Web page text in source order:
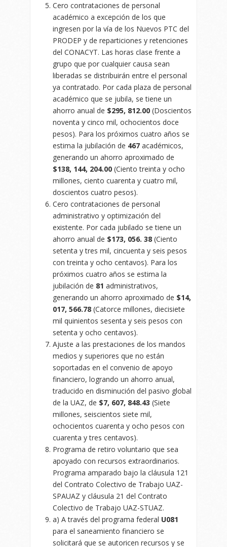
Cero contrataciones de personal
académico a excepción de los que
ingresen por la vía de los Nuevos PTC del
PRODEP y de reparticiones y retenciones
del CONACYT. Las horas clase frente a
grupo que por cualquier causa sean
liberadas se distribuirán entre el personal
ya contratado. Por cada plaza de personal
académico que se jubila, se tiene un
ahorro anual de $295, 812.00 (Doscientos
noventa y cinco mil, ochocientos doce
pesos). Para los próximos cuatro años se
estima la jubilación de 467 académicos,
generando un ahorro aproximado de
$138, 144, 204.00 (Ciento treinta y ocho
millones, ciento cuarenta y cuatro mil,
doscientos cuatro pesos).
Cero contrataciones de personal
administrativo y optimización del
existente. Por cada jubilado se tiene un
ahorro anual de $173, 056. 38 (Ciento
setenta y tres mil, cincuenta y seis pesos
con treinta y ocho centavos). Para los
próximos cuatro años se estima la
jubilación de 81 administrativos,
generando un ahorro aproximado de $14,
017, 566.78 (Catorce millones, diecisiete
mil quinientos sesenta y seis pesos con
setenta y ocho centavos).
Ajuste a las prestaciones de los mandos
medios y superiores que no están
soportadas en el convenio de apoyo
financiero, logrando un ahorro anual,
traducido en disminución del pasivo global
de la UAZ, de $7, 607, 848.43 (Siete
millones, seiscientos siete mil,
ochocientos cuarenta y ocho pesos con
cuarenta y tres centavos).
Programa de retiro voluntario que sea
apoyado con recursos extraordinarios.
Programa amparado bajo la cláusula 121
del Contrato Colectivo de Trabajo UAZ-
SPAUAZ y cláusula 21 del Contrato
Colectivo de Trabajo UAZ-STUAZ.
a) A través del programa federal U081
para el saneamiento financiero se
solicitará que se autoricen recursos y se